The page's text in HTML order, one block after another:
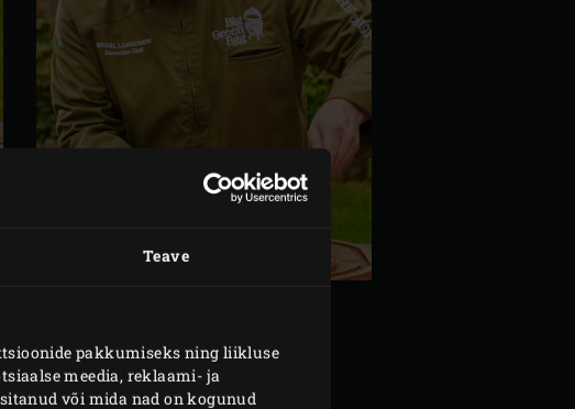
Teave
pakkumiseks ning liikluse
meedia, reklaami- ja
või mida nad on kogunud
ja rosmariinilt okkad ning haki